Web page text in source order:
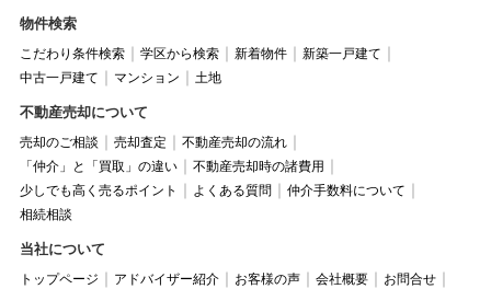
物件検索
こだわり条件検索 学区から検索 新着物件
新築一戸建て
中古一戸建て
マンション 土地
不動産売却について
売却のご相談 売却査定
不動産売却の流れ
「仲介」と「買取」の違い
不動産売却時の諸費用
少しでも高く売るポイント
よくある質問
仲介手数料について
相続相談
当社について
トップページ アドバイザー紹介 お客様の声 会社概要
お問合せ